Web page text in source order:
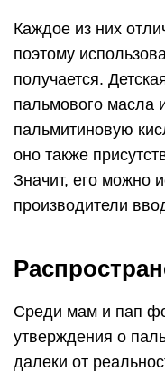
Каждое из них
поэтому
получается.
пальмового масла
пальмитиновую
оно также
Значит, его можно
производители
Среди мам и пап
утверждения о
далеки от